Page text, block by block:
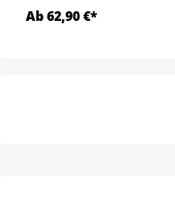
Ab 62,90 €*